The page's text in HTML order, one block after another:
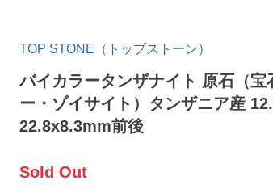
TOP STONE（トップストーン）
バイカラータンザナイト 原石（宝
ー・ゾイサイト）タンザニア産
22.8x8.3mm前後
Sold Out